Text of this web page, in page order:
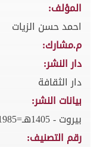
المؤلف:
احمد حسن الزيات
م.مشارك:
دار النشر:
دار الثقافة
بيانات النشر:
بيروت - 1405هـ=1985م
رقم التصنيف: